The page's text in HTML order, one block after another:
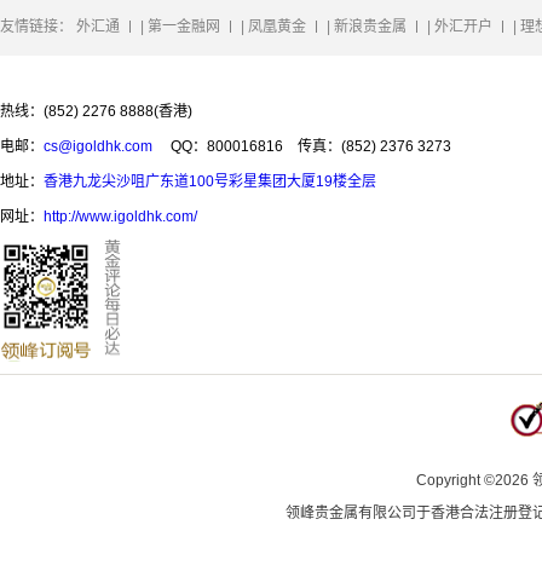
友情链接： 外汇通 第一金融网 凤凰黄金 新浪贵金属 外汇开户 理
热线：(852) 2276 8888(香港)
电邮： cs@igoldhk.com QQ：800016816 传真：(852) 2376 3273
地址： 香港九龙尖沙咀广东道100号彩星集团大厦19楼全层
网址： http://www.igoldhk.com/
Copyright©2026
领峰贵金属有限公司于香港合法注册登